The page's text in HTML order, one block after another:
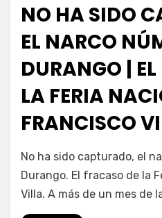
NO HA SIDO
EL NARCO
DURANGO |
LA FERIA
FRANCISCO
por Fernando Miranda Servín
No ha sido capturado, el
Durango. El fracaso de la
Villa. A más de un mes de